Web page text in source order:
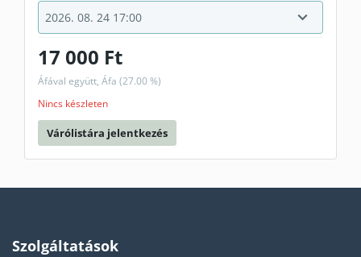
17 000 Ft
Áfával együtt, Áfa (27.00 %)
Nincs készleten
Várólistára jelentkezés
Szolgáltatások